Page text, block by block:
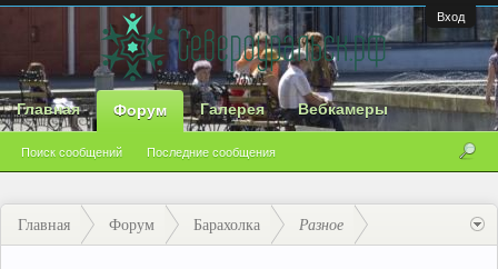
Вход
Главная Форум
Поиск сообщений Последние сообщения
Галерея Вебкамеры
Главная Форум Барахолка Разное